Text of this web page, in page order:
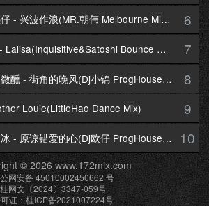
【172Mix独家】古惑仔 - 兴波作浪(MR.朝伟 Melbourne Mix粤语男) 6
【Dj夜猫提供】Lisa - Lalisa(Inquisitive&Satoshi Bounce Mix) 7
【172Mix独家】落日微醺 - 街角的晚风(Dj小锦 ProgHouse Mix粤语女) 8
Louie(LittleHao Dance Mix) 9
【172Mix独家】林怡冰 - 原谅错爱的心(Dj欧仔 ProgHouse Mix粤语女) 10
© 2026 www.172mix.com
网安备 45010002450662 号
桂网文〔2024〕3347-059号
证：桂ICP备2021007224号